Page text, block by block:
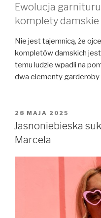
Ewolucja
komplety damskie
Nie jest tajemnicą, że
kompletów damskich jest
temu ludzie wpadli na
dwa elementy garderoby
OPUBLIKOWANE
W
28 MAJA 2025
Jasnoniebieska
Marcela